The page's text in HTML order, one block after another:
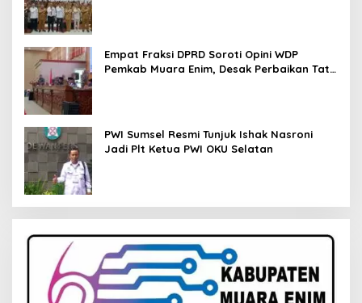
Empat Fraksi DPRD Soroti Opini WDP
Pemkab Muara Enim, Desak Perbaikan Tata
PWI Sumsel Resmi Tunjuk Ishak Nasroni
Jadi Plt Ketua PWI OKU Selatan